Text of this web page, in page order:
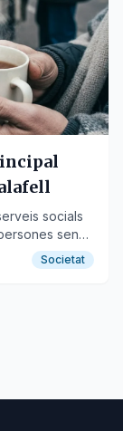
socials
sense
Societat